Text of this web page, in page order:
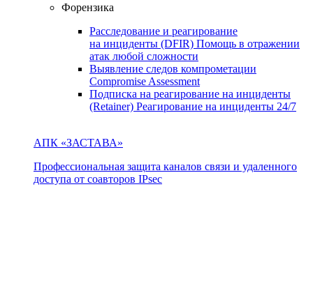
Форензика
Расследование и реагирование
на инциденты (DFIR) Помощь в отражении
атак любой сложности
Выявление следов компрометации
Compromise Assessment
Подписка на реагирование на инциденты
(Retainer) Реагирование на инциденты 24/7
АПК «ЗАСТАВА»
Профессиональная защита каналов связи и удаленного
доступа от соавторов IPsec